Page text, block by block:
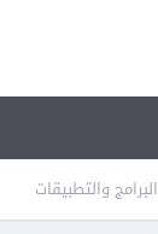
البرامج والتطبيقات